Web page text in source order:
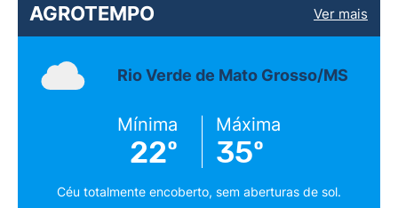
AGROTEMPO Ver mais
Rio Verde de Mato Grosso/MS
Mínima
22º
Máxima
35º
Céu totalmente encoberto, sem aberturas de sol.